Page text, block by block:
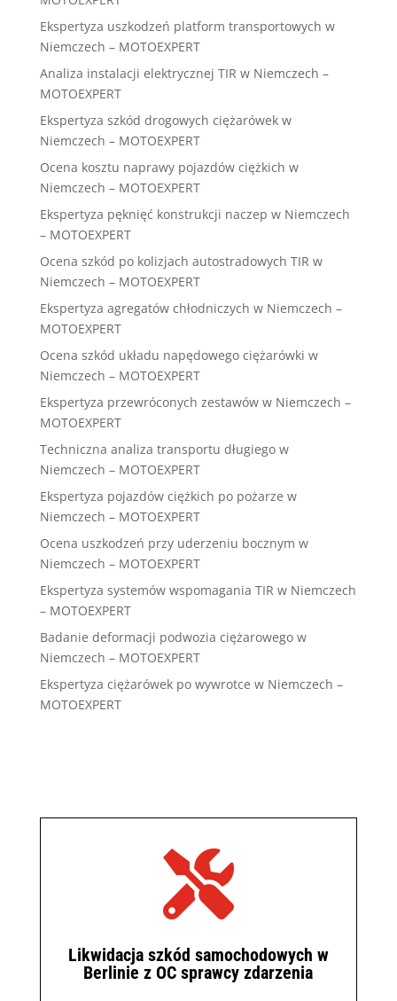
Ekspertyza uszkodzeń platform transportowych w
Niemczech – MOTOEXPERT
Analiza instalacji elektrycznej TIR w Niemczech –
MOTOEXPERT
Ekspertyza szkód drogowych ciężarówek w
Niemczech – MOTOEXPERT
Ocena kosztu naprawy pojazdów ciężkich w
Niemczech – MOTOEXPERT
Ekspertyza pęknięć konstrukcji naczep w Niemczech
– MOTOEXPERT
Ocena szkód po kolizjach autostradowych TIR w
Niemczech – MOTOEXPERT
Ekspertyza agregatów chłodniczych w Niemczech –
MOTOEXPERT
Ocena szkód układu napędowego ciężarówki w
Niemczech – MOTOEXPERT
Ekspertyza przewróconych zestawów w Niemczech –
MOTOEXPERT
Techniczna analiza transportu długiego w
Niemczech – MOTOEXPERT
Ekspertyza pojazdów ciężkich po pożarze w
Niemczech – MOTOEXPERT
Ocena uszkodzeń przy uderzeniu bocznym w
Niemczech – MOTOEXPERT
Ekspertyza systemów wspomagania TIR w Niemczech
– MOTOEXPERT
Badanie deformacji podwozia ciężarowego w
Niemczech – MOTOEXPERT
Ekspertyza ciężarówek po wywrotce w Niemczech –
MOTOEXPERT

Likwidacja szkód samochodowych w
Berlinie z OC sprawcy zdarzenia